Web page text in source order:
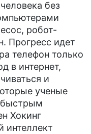
без
робот-
Прогресс идет
телефон только
в интернет,
и
ученые
быстрым
Хокинг
интеллект